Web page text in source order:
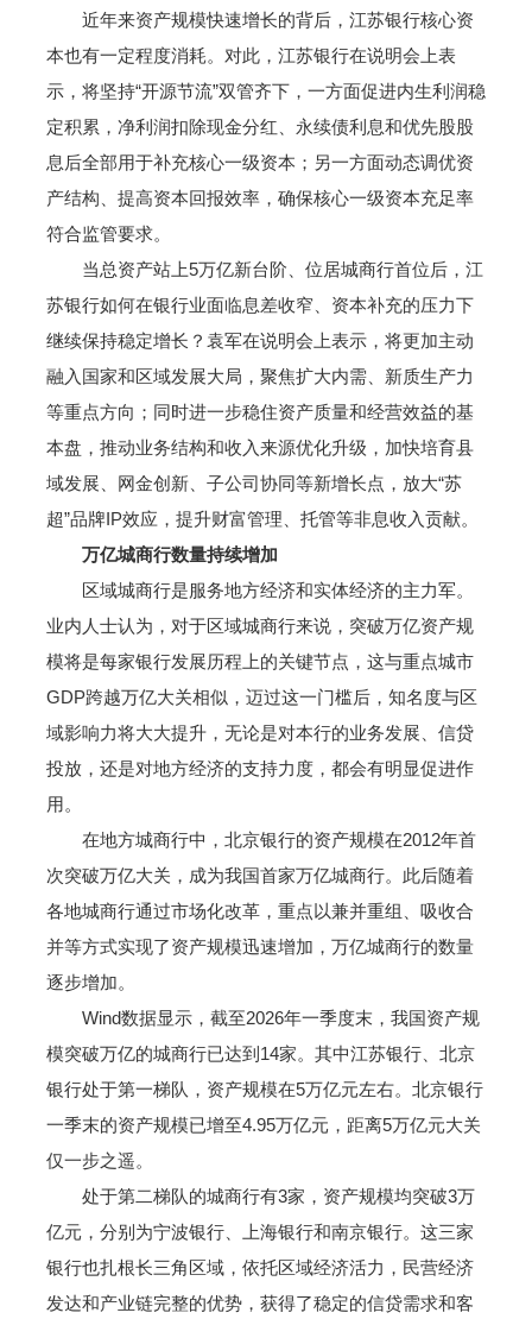
近年来资产规模快速增长的背后，江苏银行核心资
本也有一定程度消耗。对此，江苏银行在说明会上表
示，将坚持“开源节流”双管齐下，一方面促进内生利润稳
定积累，净利润扣除现金分红、永续债利息和优先股股
息后全部用于补充核心一级资本；另一方面动态调优资
产结构、提高资本回报效率，确保核心一级资本充足率
符合监管要求。
当总资产站上5万亿新台阶、位居城商行首位后，江
苏银行如何在银行业面临息差收窄、资本补充的压力下
继续保持稳定增长？袁军在说明会上表示，将更加主动
融入国家和区域发展大局，聚焦扩大内需、新质生产力
等重点方向；同时进一步稳住资产质量和经营效益的基
本盘，推动业务结构和收入来源优化升级，加快培育县
域发展、网金创新、子公司协同等新增长点，放大“苏
超”品牌IP效应，提升财富管理、托管等非息收入贡献。
万亿城商行数量持续增加
区域城商行是服务地方经济和实体经济的主力军。
业内人士认为，对于区域城商行来说，突破万亿资产规
模将是每家银行发展历程上的关键节点，这与重点城市
GDP跨越万亿大关相似，迈过这一门槛后，知名度与区
域影响力将大大提升，无论是对本行的业务发展、信贷
投放，还是对地方经济的支持力度，都会有明显促进作
用。
在地方城商行中，北京银行的资产规模在2012年首
次突破万亿大关，成为我国首家万亿城商行。此后随着
各地城商行通过市场化改革，重点以兼并重组、吸收合
并等方式实现了资产规模迅速增加，万亿城商行的数量
逐步增加。
Wind数据显示，截至2026年一季度末，我国资产规
模突破万亿的城商行已达到14家。其中江苏银行、北京
银行处于第一梯队，资产规模在5万亿元左右。北京银行
一季末的资产规模已增至4.95万亿元，距离5万亿元大关
仅一步之遥。
处于第二梯队的城商行有3家，资产规模均突破3万
亿元，分别为宁波银行、上海银行和南京银行。这三家
银行也扎根长三角区域，依托区域经济活力，民营经济
发达和产业链完整的优势，获得了稳定的信贷需求和客